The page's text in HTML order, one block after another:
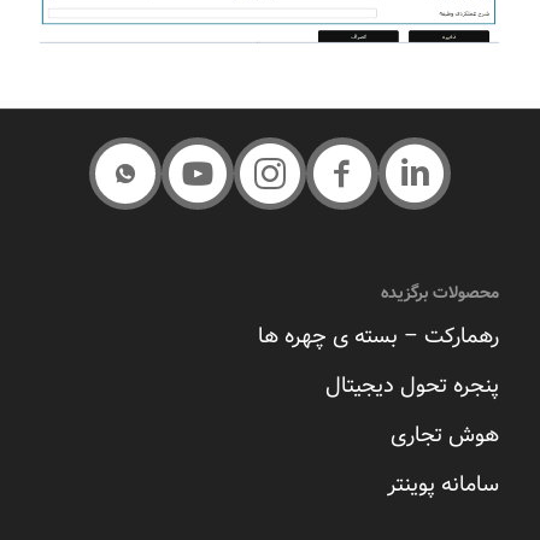
محصولات برگزیده
رهمارکت – بسته ی چهره ها
پنجره تحول دیجیتال
هوش تجاری
سامانه پوینتر